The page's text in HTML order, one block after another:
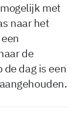
met
naar het
de
de dag is een